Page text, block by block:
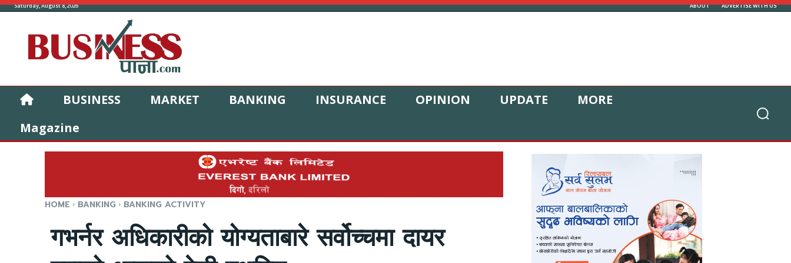
Saturday, August 8, 2026 ABOUT ADVERTISE WITH US
BUSINESS MARKET BANKING INSURANCE OPINION UPDATE
MORE
Magazine
HOME BANKING BANKING ACTIVITY
गभर्नर अधिकारीको योग्यताबारे सर्वोच्चमा दायर